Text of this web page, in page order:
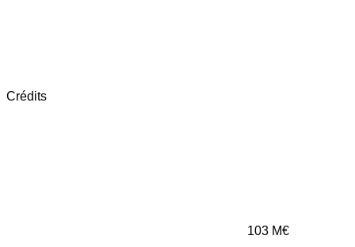
Crédits
103 M€